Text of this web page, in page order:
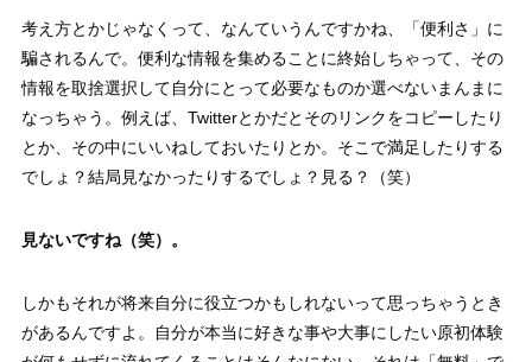
考え方とかじゃなくって、なんていうんですかね、「便利さ」に
騙されるんで。便利な情報を集めることに終始しちゃって、その
情報を取捨選択して自分にとって必要なものか選べないまんまに
なっちゃう。例えば、Twitterとかだとそのリンクをコピーしたり
とか、その中にいいねしておいたりとか。そこで満足したりする
でしょ？結局見なかったりするでしょ？見る？（笑）
見ないですね（笑）。
しかもそれが将来自分に役立つかもしれないって思っちゃうとき
があるんですよ。自分が本当に好きな事や大事にしたい原初体験